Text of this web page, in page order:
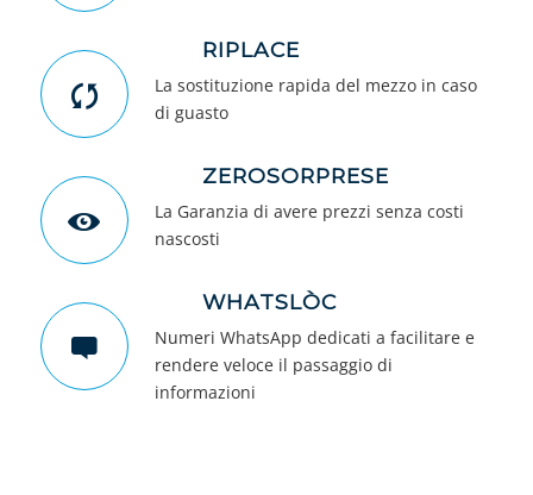
RIPLACE
La sostituzione rapida del mezzo in caso
di guasto
ZEROSORPRESE
La Garanzia di avere prezzi senza costi
nascosti
WHATSLÒC
Numeri WhatsApp dedicati a facilitare e
rendere veloce il passaggio di
informazioni